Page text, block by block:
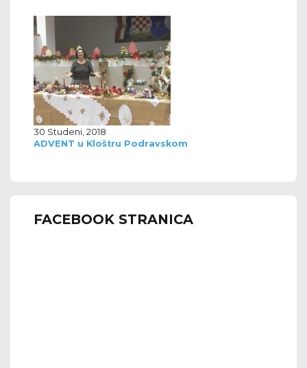
30 Studeni, 2018
ADVENT u Kloštru Podravskom
FACEBOOK STRANICA